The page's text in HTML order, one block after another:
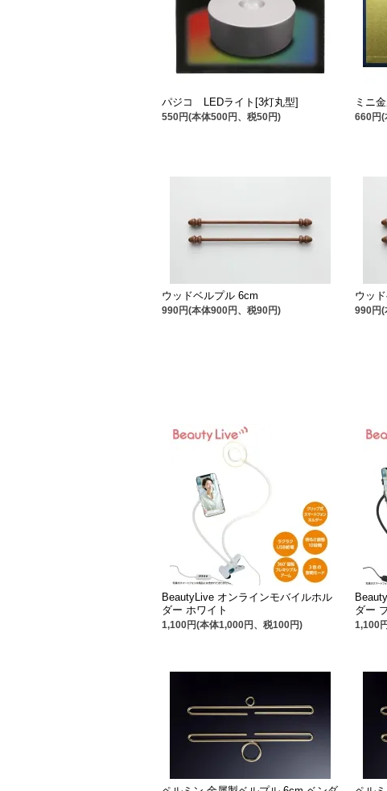
パジコ LEDライト[3灯丸型]
550円(本体500円、税50円)
ミニ
660円(
ウッドベルプル 6cm
990円(本体900円、税90円)
ウッ
990円(
BeautyLive オンラインモバイルホル
ダー ホワイト
1,100円(本体1,000円、税100円)
ダー
1,100